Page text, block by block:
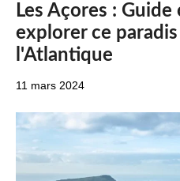
Les Açores :
explorer ce
l'Atlantique
11 mars 2024